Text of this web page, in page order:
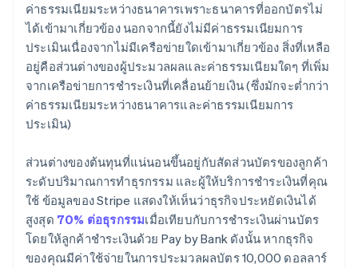
ค่าธรรมเนียมระหว่างธนาคารเพราะธนาคารที่ออกบัตรไม่
ได้เข้ามาเกี่ยวข้อง นอกจากนี้ยังไม่มีค่าธรรมเนียมการ
ประเมินเนื่องจากไม่มีเครือข่ายใดเข้ามาเกี่ยวข้อง สิ่งที่เหลือ
อยู่คือส่วนต่างของผู้ประมวลผลและค่าธรรมเนียมใดๆ ที่เพิ่ม
จากเครือข่ายการชำระเงินที่เคลื่อนย้ายเงิน (ซึ่งมักจะต่ำกว่า
ค่าธรรมเนียมระหว่างธนาคารและค่าธรรมเนียมการ
ประเมิน)
ส่วนต่างของต้นทุนที่แน่นอนขึ้นอยู่กับสัดส่วนบัตรของลูกค้า
ระดับปริมาณการทำธุรกรรม และผู้ให้บริการชำระเงินที่คุณ
ใช้ ข้อมูลของ Stripe แสดงให้เห็นว่าธุรกิจประหยัดเงินได้
สูงสุด 70% ต่อธุรกรรมเมื่อเทียบกับการชำระเงินผ่านบัตร
โดยให้ลูกค้าชำระเงินด้วย Pay by Bank ดังนั้น หากธุรกิจ
ของคุณมีค่าใช้จ่ายในการประมวลผลบัตร 10,000 ดอลลาร์